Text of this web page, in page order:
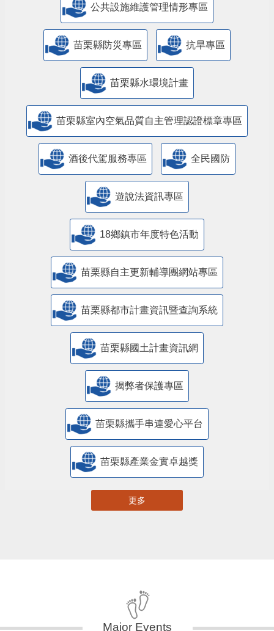
​公共設施維護管理情形專區
苗栗縣防災專區 抗旱專區
苗栗縣水環境計畫
苗栗縣室內空氣品質自主管理認證標章專區
酒後代駕服務專區 全民國防
遊說法資訊專區
18鄉鎮市年度特色活動
苗栗縣自主更新輔導團網站專區
苗栗縣都市計畫資訊暨查詢系統
苗栗縣國土計畫資訊網
揭弊者保護專區
苗栗縣攜手串連愛心平台
苗栗縣產業金實卓越獎
更多